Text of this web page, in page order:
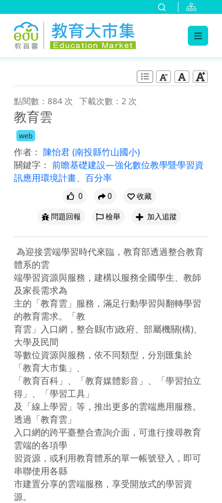
點閱數：884 次 下載次數：2 次
教育雲
web
作者： 陳怡君 (南投縣竹山國小)
關鍵字： 前瞻基礎建設—強化數位教學暨學習資
訊應用環境計畫、百分率
0 0
收藏
問題回報
檢舉 加入追蹤
體系的雲
端學習資源與服務，建構以服務全國學生、教師
及家長需求為
主的「教育雲」服務，滿足行動學習與翻轉學習
的教育需求。「教
育雲」入口網，整合縣(市)政府、部屬機關(構)、
大學及民間
等數位資源與服務，依不同類型，分別匯集於
「教育大市集」、
「教育百科」、「教育媒體影音」、「學習拍立
得」、「學習工具」
及「線上學習」等，推出更多的雲端應用服務。
透過「教育雲」
入口網的跨平臺整合查詢介面，可進行搜尋教育
雲端的各項學
習資源，或利用教育體系的單一帳號登入，即可
串聯使用各縣
市建置分享的雲端服務，享受開放式的學習資
源。